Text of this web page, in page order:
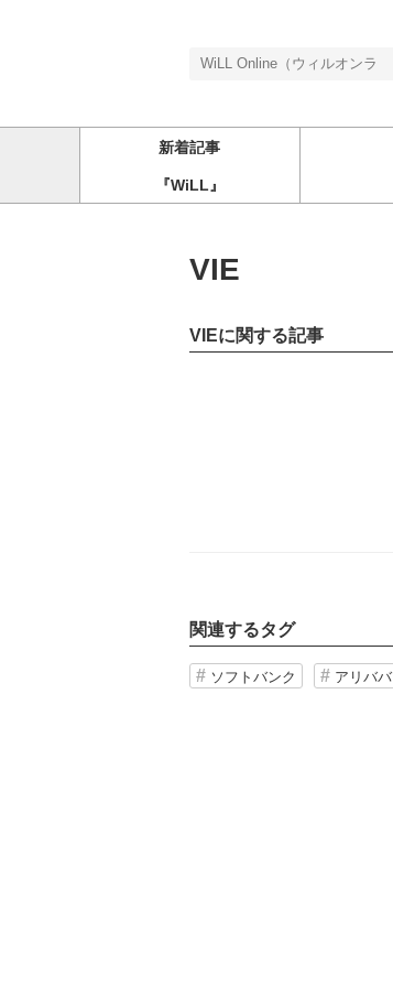
新着記事
『WiLL』
VIE
VIEに関する記事
関連するタグ
ソフトバンク アリババ